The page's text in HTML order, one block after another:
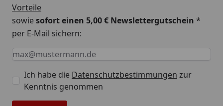
Vorteile
sowiesofort einen 5,00 € Newslettergutschein *
per E-Mail sichern:
Keine Eingabe erforderlich
Eingabe erforderlich
E-Mail *
Ich habe die Datenschutzbestimmungen zur
Kenntnis genommen